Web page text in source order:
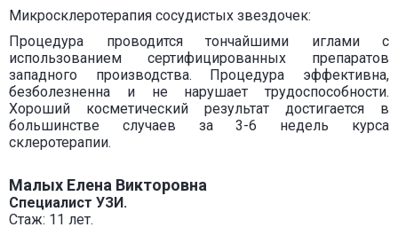
Микросклеротерапия сосудистых звездочек:
Процедура проводится тончайшими иглами с
использованием сертифицированных препаратов
западного производства. Процедура эффективна,
безболезненна и не нарушает трудоспособности.
Хороший косметический результат достигается в
большинстве случаев за 3-6 недель курса
склеротерапии.
Малых Елена Викторовна
Специалист УЗИ.
Стаж: 11 лет.